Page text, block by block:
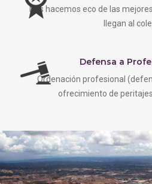
Nos hacemos eco de las
llegan al
Defensa a
Ordenación profesional
ofrecimiento de